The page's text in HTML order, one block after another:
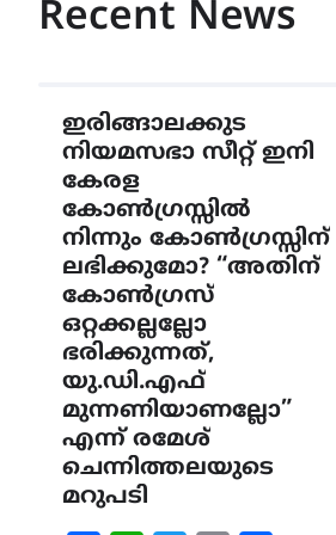
Recent News
ഇരിങ്ങാലക്കുട
നിയമസഭാ സീറ്റ് ഇനി
കേരള
കോൺഗ്രസ്സിൽ
നിന്നും കോൺഗ്രസ്സിന്
ലഭിക്കുമോ? “അതിന്
കോൺഗ്രസ്
ഒറ്റക്കല്ലല്ലോ
ഭരിക്കുന്നത്,
യു.ഡി.എഫ്
മുന്നണിയാണല്ലോ”
എന്ന് രമേശ്
ചെന്നിത്തലയുടെ
മറുപടി